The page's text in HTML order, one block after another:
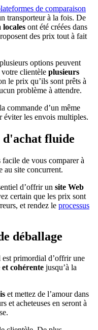
de comparaison
transporteur à la fois. De
locales ont été créées dans
des prix tout à fait
options peuvent
clientèle plusieurs
le prix qu’ils sont prêts à
problème à attendre.
commande d’un même
éviter les envois multiples.
d'achat fluide
de vous comparer à
au site concurrent.
d’offrir un site Web
certain que les prix sont
et rendez le processus
déballage
est primordial d’offrir une
cohérente jusqu’à la
et mettez de l’amour dans
et acheteuses en seront à